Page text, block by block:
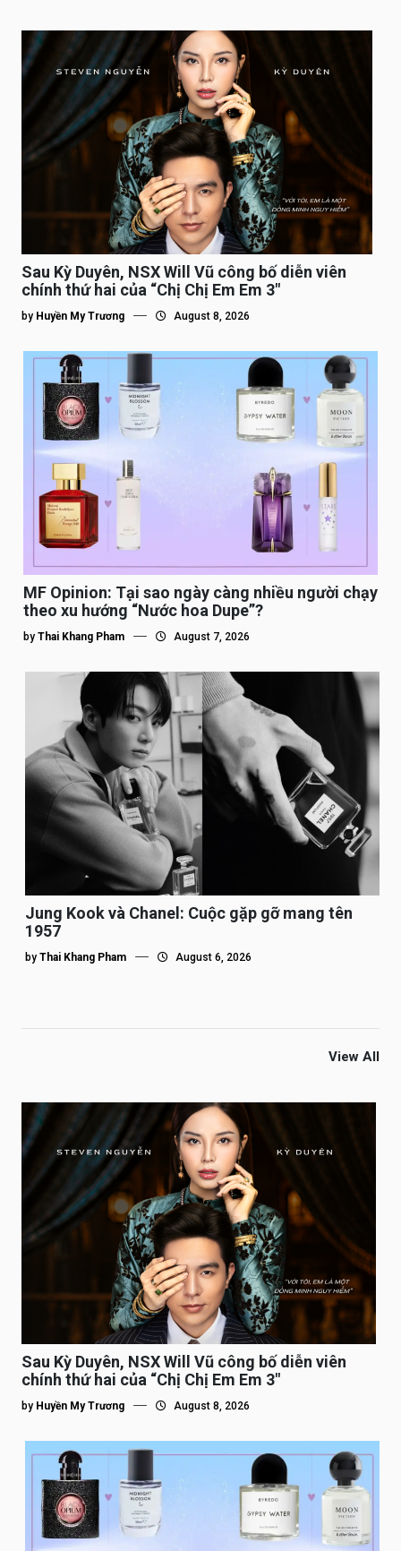
Sau Kỳ Duyên, NSX Will Vũ công bố diễn viên
chính thứ hai của “Chị Chị Em Em 3″
by Huyền My Trương August 8, 2026
MF Opinion: Tại sao ngày càng nhiều người chạy
theo xu hướng “Nước hoa Dupe”?
by Thai Khang Pham August 7, 2026
Jung Kook và Chanel: Cuộc gặp gỡ mang tên
1957
by Thai Khang Pham August 6, 2026
View All
Sau Kỳ Duyên, NSX Will Vũ công bố diễn viên
chính thứ hai của “Chị Chị Em Em 3″
by Huyền My Trương August 8, 2026